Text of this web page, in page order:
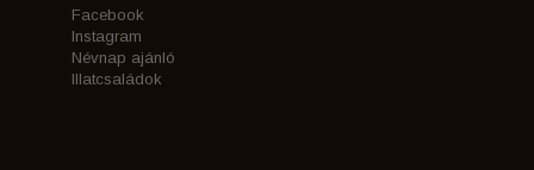
Facebook
Instagram
Névnap ajánló
Illatcsaládok